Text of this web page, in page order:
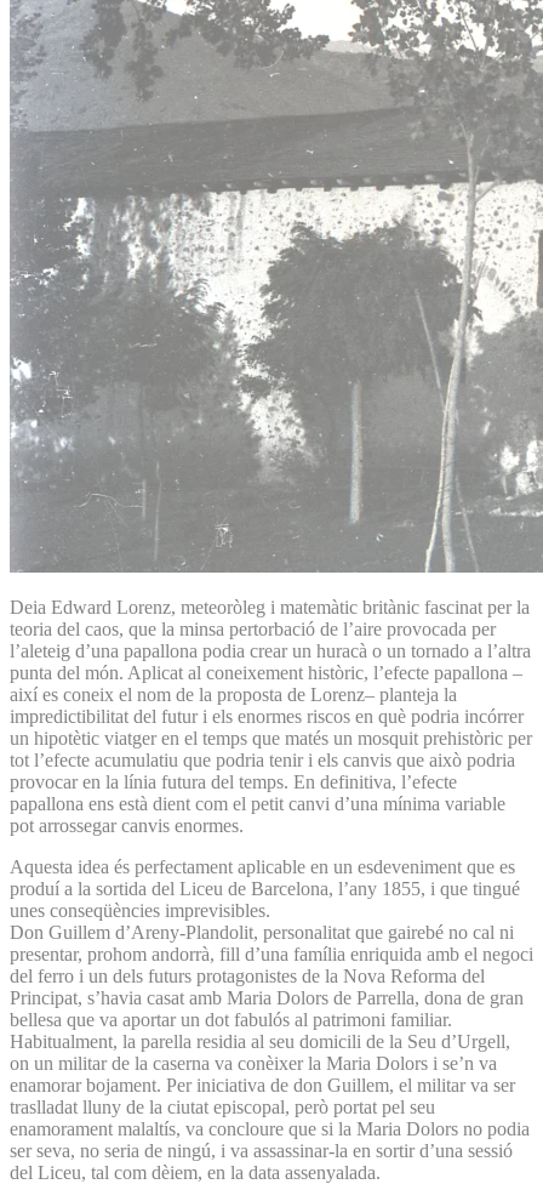
Deia Edward Lorenz, meteoròleg i matemàtic britànic fascinat per la
teoria del caos, que la minsa pertorbació de l’aire provocada per
l’aleteig d’una papallona podia crear un huracà o un tornado a l’altra
punta del món. Aplicat al coneixement històric, l’efecte papallona –
així es coneix el nom de la proposta de Lorenz– planteja la
impredictibilitat del futur i els enormes riscos en què podria incórrer
un hipotètic viatger en el temps que matés un mosquit prehistòric per
tot l’efecte acumulatiu que podria tenir i els canvis que això podria
provocar en la línia futura del temps. En definitiva, l’efecte
papallona ens està dient com el petit canvi d’una mínima variable
pot arrossegar canvis enormes.
Aquesta idea és perfectament aplicable en un esdeveniment que es
produí a la sortida del Liceu de Barcelona, l’any 1855, i que tingué
unes conseqüències imprevisibles.
Don Guillem d’Areny-Plandolit, personalitat que gairebé no cal ni
presentar, prohom andorrà, fill d’una família enriquida amb el negoci
del ferro i un dels futurs protagonistes de la Nova Reforma del
Principat, s’havia casat amb Maria Dolors de Parrella, dona de gran
bellesa que va aportar un dot fabulós al patrimoni familiar.
Habitualment, la parella residia al seu domicili de la Seu d’Urgell,
on un militar de la caserna va conèixer la Maria Dolors i se’n va
enamorar bojament. Per iniciativa de don Guillem, el militar va ser
traslladat lluny de la ciutat episcopal, però portat pel seu
enamorament malaltís, va concloure que si la Maria Dolors no podia
ser seva, no seria de ningú, i va assassinar-la en sortir d’una sessió
del Liceu, tal com dèiem, en la data assenyalada.